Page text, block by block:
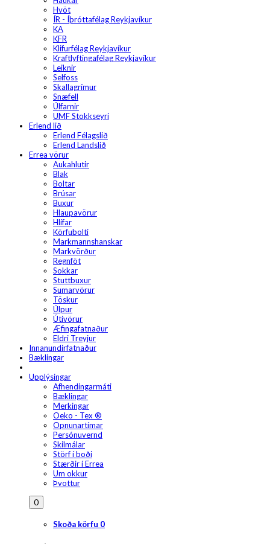
Hvöt
ÍR - Íþróttafélag Reykjavíkur
KA
KFR
Klifurfélag Reykjavíkur
Kraftlyftingafélag Reykjavíkur
Leiknir
Selfoss
Skallagrímur
Snæfell
Úlfarnir
UMF Stokkseyri
Erlend lið
Erlend Félagslið
Erlend Landslið
Errea vörur
Aukahlutir
Blak
Boltar
Brúsar
Buxur
Hlaupavörur
Hlífar
Körfubolti
Markmannshanskar
Markvörður
Regnföt
Sokkar
Stuttbuxur
Sumarvörur
Töskur
Úlpur
Útivörur
Æfingafatnaður
Eldri Treyjur
Innanundirfatnaður
Bæklingar
Upplýsingar
Afhendingarmáti
Bæklingar
Merkingar
Oeko - Tex ®
Opnunartímar
Persónuvernd
Skilmálar
Störf í boði
Stærðir í Errea
Um okkur
Þvottur
0
Skoða körfu 0